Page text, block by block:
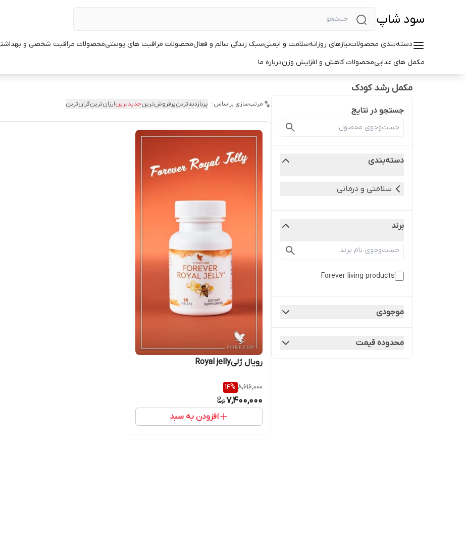
سود شاپ
دسته‌بندی محصولاتنیازهای روزانهسلامت و ایمنیسبک زندگی سالم و فعالمحصولات مراقبت های پوستیمحصولات مراقبت شخصی و
مکمل های غذاییمحصولات کاهش و افزایش وزندرباره ما
مکمل رشد کودک
جستجو در نتایج
دسته‌بندی
سلامتی و درمانی
برند
Forever living products
موجودی
محدوده قیمت
مرتب‌سازی براساس: پربازدیدترینپرفروش‌ترینجدیدترینارزان‌ترینگران‌ترین
رویال ژلیRoyal jelly
8,616,000
14%
7,400,000
افزودن به سبد